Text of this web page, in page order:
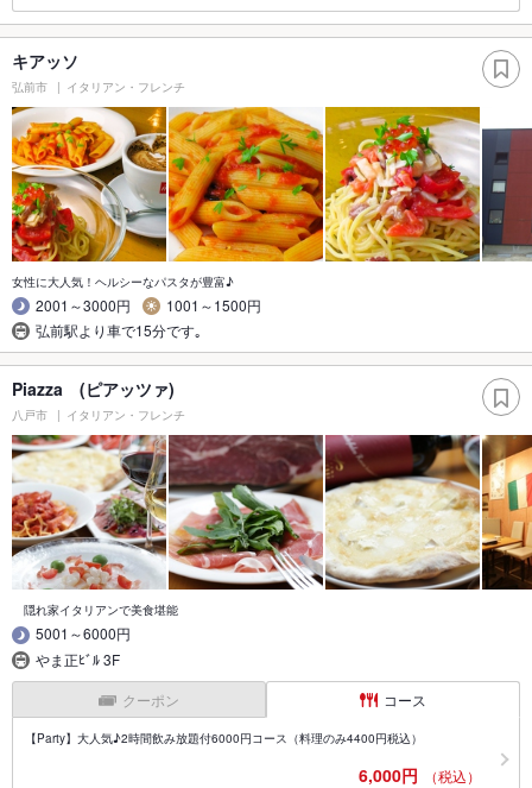
キアッソ
弘前市 イタリアン・フレンチ
女性に大人気！ヘルシーなパスタが豊富♪
2001～3000円
1001～1500円
弘前駅より車で15分です｡
Piazza (ピアッツァ)
八戸市 イタリアン・フレンチ
隠れ家イタリアンで美食堪能
5001～6000円
やま正ﾋﾞﾙ 3F
クーポン コース
【Party】大人気♪2時間飲み放題付6000円コース（料理のみ4400円税込）
6,000円 （税込）